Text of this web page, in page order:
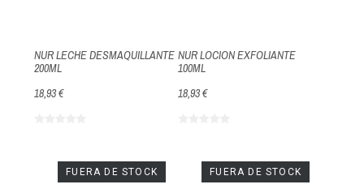
NUR LECHE DESMAQUILLANTE
200ML
18,93 €
NUR LOCION EXFOLIANTE
100ML
18,93 €
FUERA DE STOCK FUERA DE STOCK